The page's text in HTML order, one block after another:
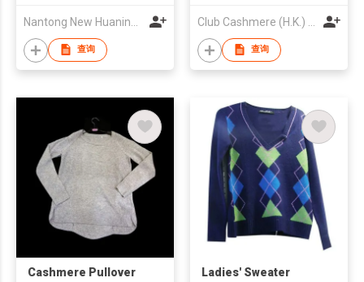
查询 查询
Cashmere Pullover Ladies' Sweater